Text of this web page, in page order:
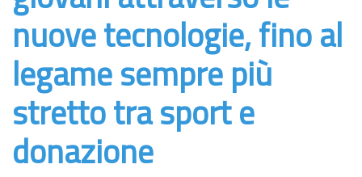
nuove tecnologie, fino al
legame sempre più
stretto tra sport e
donazione